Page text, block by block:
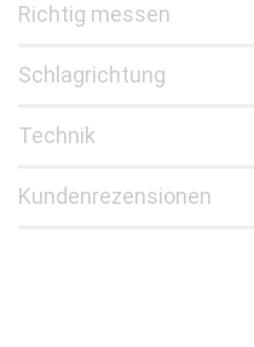
Richtig messen
Schlagrichtung
Technik
Kundenrezensionen